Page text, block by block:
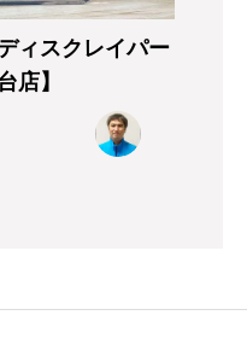
ィスクレイパー
店】